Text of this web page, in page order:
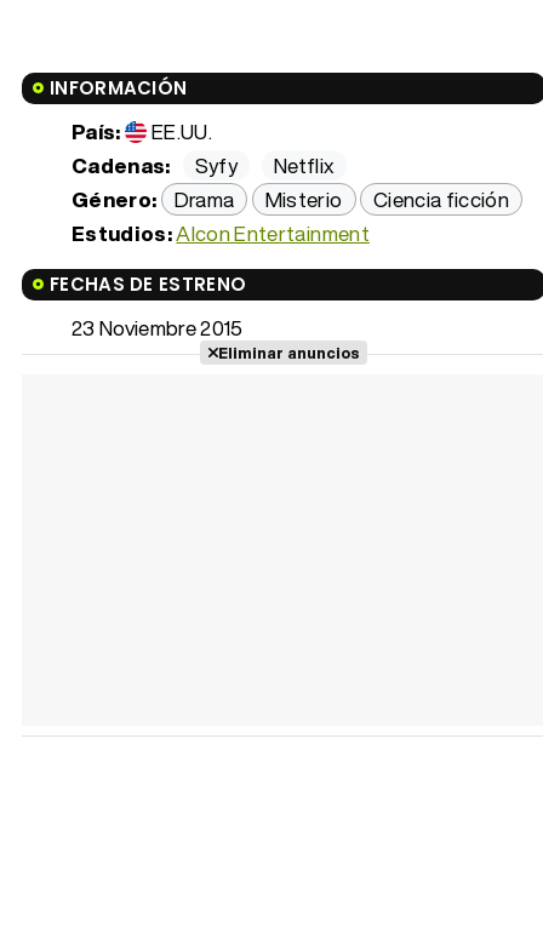
INFORMACIÓN
País:
EE.UU.
Cadenas:
Syfy
Netflix
Género: Drama Misterio
Ciencia ficción
Estudios:Alcon Entertainment
FECHAS DE ESTRENO
23 Noviembre 2015
Eliminar anuncios